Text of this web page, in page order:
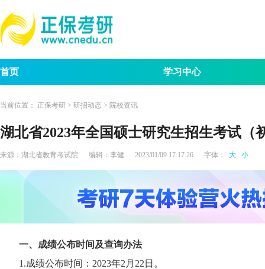
首页 学习中心
招生简章
当前位置： 正保考研 > 研招动态 > 院校资讯
湖北省2023年全国硕士研究生招生考试（
来源： 湖北省教育考试院 编辑： 李健 2023/01/09 17:17:26 字体： 大 小
一、成绩公布时间及查询办法
1.成绩公布时间：2023年2月22日。